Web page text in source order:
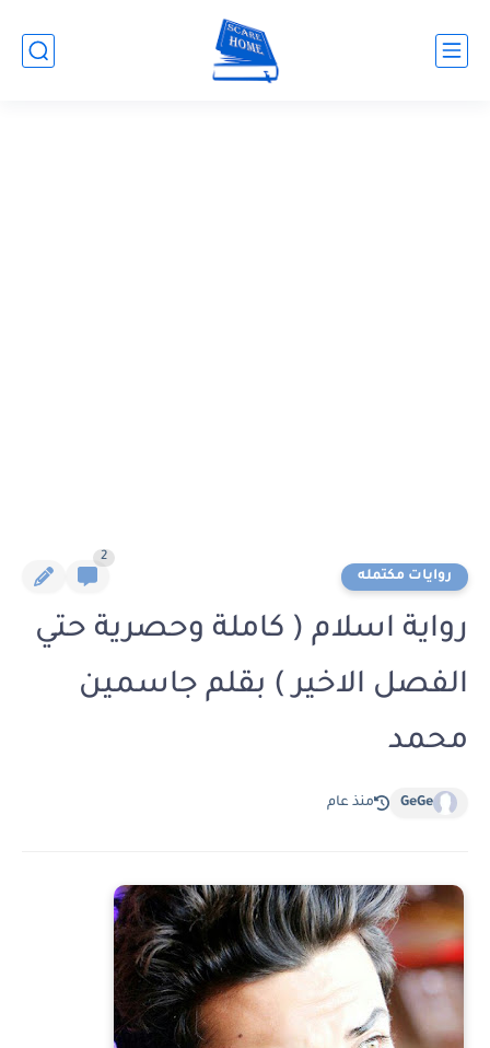
روايات مكتمله
2
رواية اسلام ( كاملة وحصرية حتي
الفصل الاخير ) بقلم جاسمين
محمد
GeGe منذ عام